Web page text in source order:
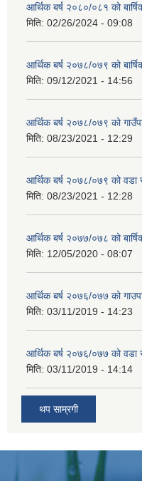
आर्थिक बर्ष २०८०/०८१ को
मिति: 02/26/2024 - 09:08
आर्थिक बर्ष २०७८/०७९ को
मिति: 09/12/2021 - 14:56
आर्थिक बर्ष २०७८/०७९ को
मिति: 08/23/2021 - 12:29
आर्थिक बर्ष २०७८/०७९ को वडा
मिति: 08/23/2021 - 12:28
आर्थिक बर्ष २०७७/०७८ को
मिति: 12/05/2020 - 08:07
आर्थिक बर्ष २०७६/०७७ को
मिति: 03/11/2019 - 14:23
आर्थिक बर्ष २०७६/०७७ को वडा
मिति: 03/11/2019 - 14:14
थप साम्रगी